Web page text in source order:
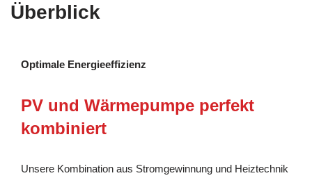
Überblick
Optimale Energieeffizienz
PV und Wärmepumpe perfekt
kombiniert
Unsere Kombination aus Stromgewinnung und Heiztechnik